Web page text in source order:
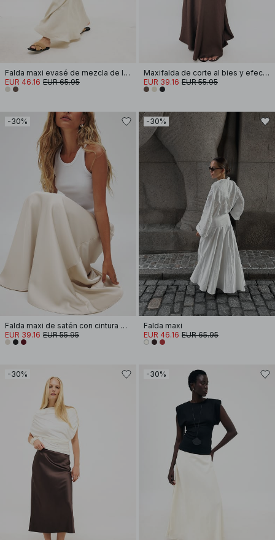
Falda maxi evasé de mezcla de lino y lyocell
EUR 46.16 EUR 65.95
Maxifalda de corte al bies y efecto arrugado
EUR 39.16 EUR 55.95
-30%
Falda maxi de satén con cintura media
EUR 39.16 EUR 55.95
-30%
Falda maxi
EUR 46.16 EUR 65.95
-30% -30%